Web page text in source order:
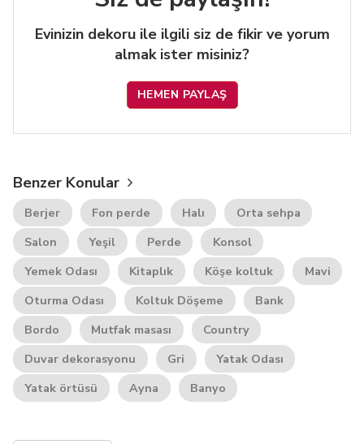
Evinizin dekoru ile ilgili siz de fikir ve yorum
almak ister misiniz?
HEMEN PAYLAŞ
Benzer Konular
Berjer Fon perde Halı
Orta sehpa
Salon
Yeşil Perde
Konsol
Yemek Odası
Kitaplık Köşe koltuk
Mavi
Oturma Odası
Koltuk Döşeme
Bank
Bordo
Mutfak masası
Country
Duvar dekorasyonu
Gri
Yatak Odası
Yatak örtüsü
Ayna Banyo